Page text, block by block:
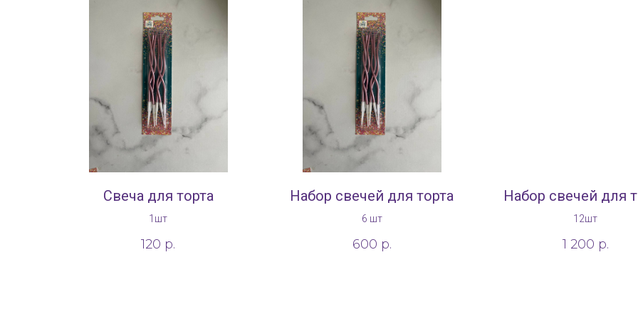
Свеча для торта
1шт
120 р.
Набор свечей для торта
6 шт
600 р.
Набор свечей для
12шт
1 200 р.